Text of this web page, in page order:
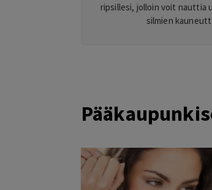
ripsillesi, jolloin voit nauttia
silmien